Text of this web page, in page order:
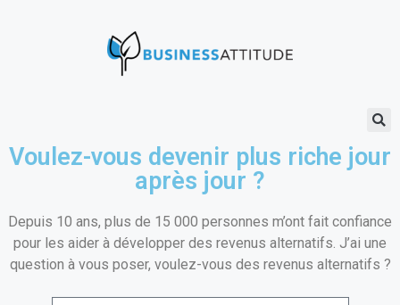
Voulez-vous devenir plus riche jour
après jour ?
Depuis 10 ans, plus de 15 000 personnes m’ont fait confiance
pour les aider à développer des revenus alternatifs. J’ai une
question à vous poser, voulez-vous des revenus alternatifs ?